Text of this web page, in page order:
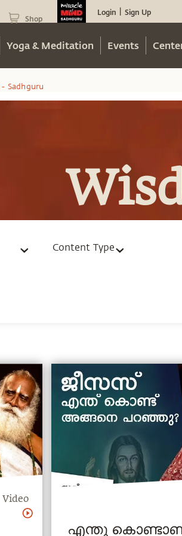
Shop
Login Sign Up
Yoga & Meditation Events
Sadhguru
Content Type
Video
എന്തു